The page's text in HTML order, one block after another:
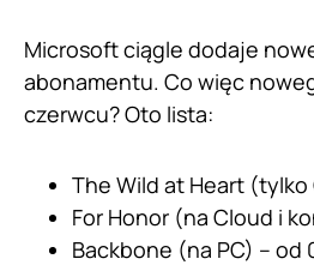
Microsoft ciągle dodaje
abonamentu. Co więc
czerwcu? Oto lista:
The Wild at Heart (tylko
For Honor (na Cloud i
Backbone (na PC) – od